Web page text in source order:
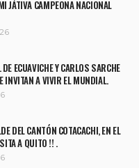
JÁTIVA CAMPEONA NACIONAL
ECUAVICHE Y CARLOS SARCHE
INVITAN A VIVIR EL MUNDIAL.
DEL CANTÓN COTACACHI, EN EL
A QUITO !! .